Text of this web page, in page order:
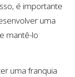
é importante
uma
mantê-lo
uma franquia